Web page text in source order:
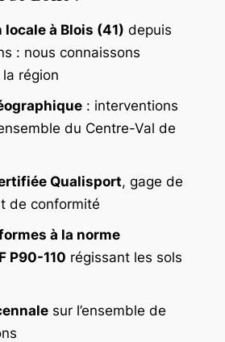
à Blois (41) depuis
: nous connaissons
région
: interventions
du Centre-Val de
Qualisport, gage de
de conformité
à la norme
P90-110 régissant les sols
sur l’ensemble de